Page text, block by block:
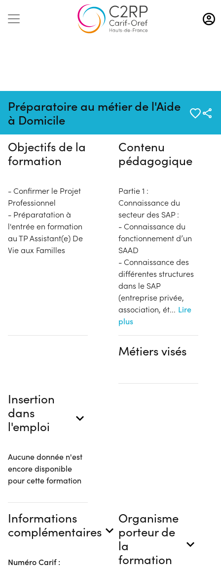
Aller
au
contenu
Préparatoire au métier de l'Aide
à Domicile
Pas de session programmée en
ce moment
Objectifs de la
formation
- Confirmer le Projet
Professionnel
- Préparatation à
l'entrée en formation
au TP Assistant(e) De
Vie aux Familles
Contenu
pédagogique
Partie 1 :
Connaissance du
secteur des SAP :
- Connaissance du
fonctionnement d’un
SAAD
- Connaissance des
différentes structures
dans le SAP
(entreprise privée,
association, ét... Lire
plus
Métiers visés
Insertion
dans
l'emploi
Aucune donnée n'est
encore disponible
pour cette formation
Informations
complémentaires
Numéro Carif :
Organisme
porteur de
la
formation